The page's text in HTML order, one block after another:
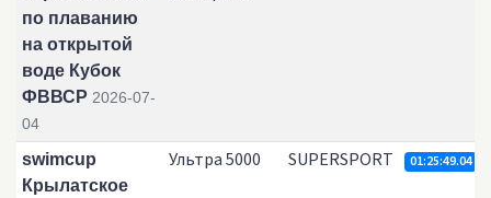
по плаванию
на открытой
воде Кубок
ФВВСР 2026-07-
04
swimcup
Крылатское
Ультра 5000 SUPERSPORT 01:25:49.04